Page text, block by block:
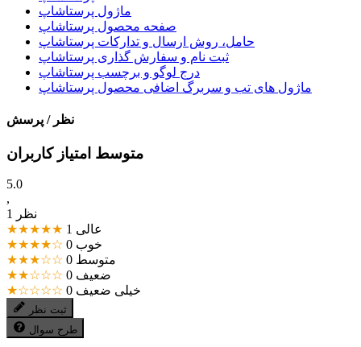
ماژول پرستاشاپ
صفحه محصول پرستاشاپ
حامل، روش ارسال و تدارکات پرستاشاپ
ثبت نام و سفارش گذاری پرستاشاپ
درج لوگو و برچسب پرستاشاپ
ماژول های تب و سربرگ اضافی محصول پرستاشاپ
نظر / پرسش
متوسط امتیاز کاربران
5.0
,
1 نظر
★★★★★
عالی 1
★★★★☆
خوب 0
★★★☆☆
متوسط 0
★★☆☆☆
ضعیف 0
★☆☆☆☆
خیلی ضعیف 0
ثبت نظر
طرح سوال